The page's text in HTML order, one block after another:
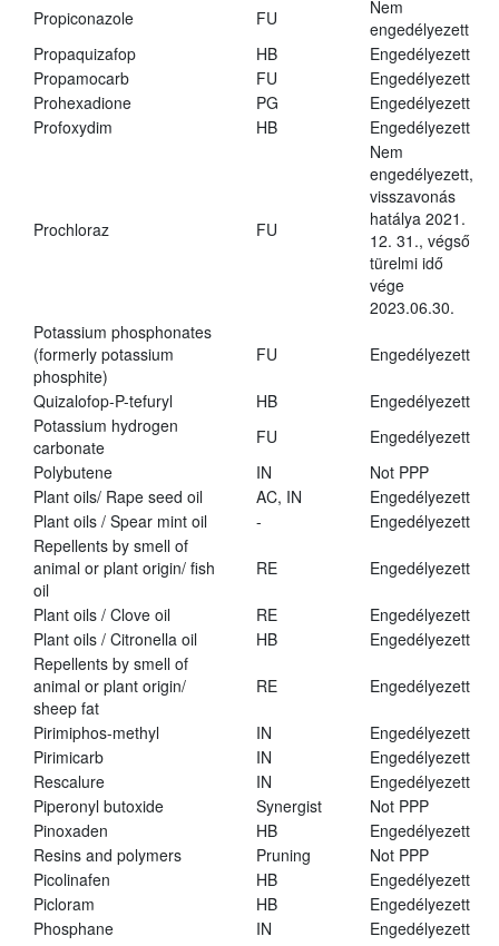
Propiconazole FU
Nem
engedélyezett
Propaquizafop
HB
Engedélyezett
Propamocarb
FU
Engedélyezett
Prohexadione
PG
Engedélyezett
Profoxydim
HB Engedélyezett
Prochloraz FU
Nem
engedélyezett,
visszavonás
hatálya 2021.
12. 31., végső
türelmi idő
vége
2023.06.30.
Potassium phosphonates
(formerly potassium
phosphite)
FU Engedélyezett
Quizalofop-P-tefuryl HB
Engedélyezett
Potassium hydrogen
carbonate
FU
Engedélyezett
Polybutene
IN
Not PPP
Plant oils/ Rape seed oil
AC, IN
Engedélyezett
Plant oils / Spear mint oil
-
Engedélyezett
Repellents by smell of
animal or plant origin/ fish
oil
RE Engedélyezett
Plant oils / Clove oil RE
Engedélyezett
Plant oils / Citronella oil
HB
Engedélyezett
Repellents by smell of
animal or plant origin/
sheep fat
RE Engedélyezett
Pirimiphos-methyl IN
Engedélyezett
Pirimicarb
IN
Engedélyezett
Rescalure
IN
Engedélyezett
Piperonyl butoxide
Synergist
Not PPP
Pinoxaden
HB
Engedélyezett
Resins and polymers
Pruning
Not PPP
Picolinafen
HB
Engedélyezett
Picloram
HB
Engedélyezett
Phosphane
IN
Engedélyezett